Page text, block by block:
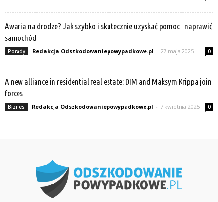
Awaria na drodze? Jak szybko i skutecznie uzyskać pomoc i naprawić
samochód
Porady Redakcja Odszkodowaniepowypadkowe.pl - 27 maja 2025 0
A new alliance in residential real estate: DIM and Maksym Krippa join
forces
Biznes Redakcja Odszkodowaniepowypadkowe.pl - 7 kwietnia 2025 0